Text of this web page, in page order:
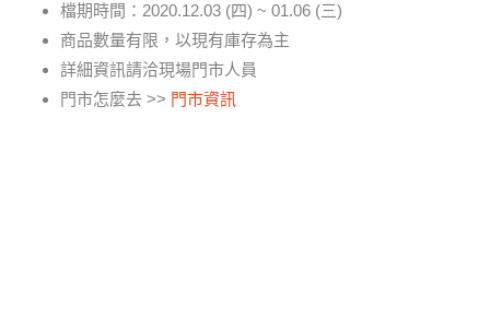
檔期時間：2020.12.03 (四) ~ 01.06 (三)
商品數量有限，以現有庫存為主
詳細資訊請洽現場門市人員
門市怎麼去 >> 門市資訊